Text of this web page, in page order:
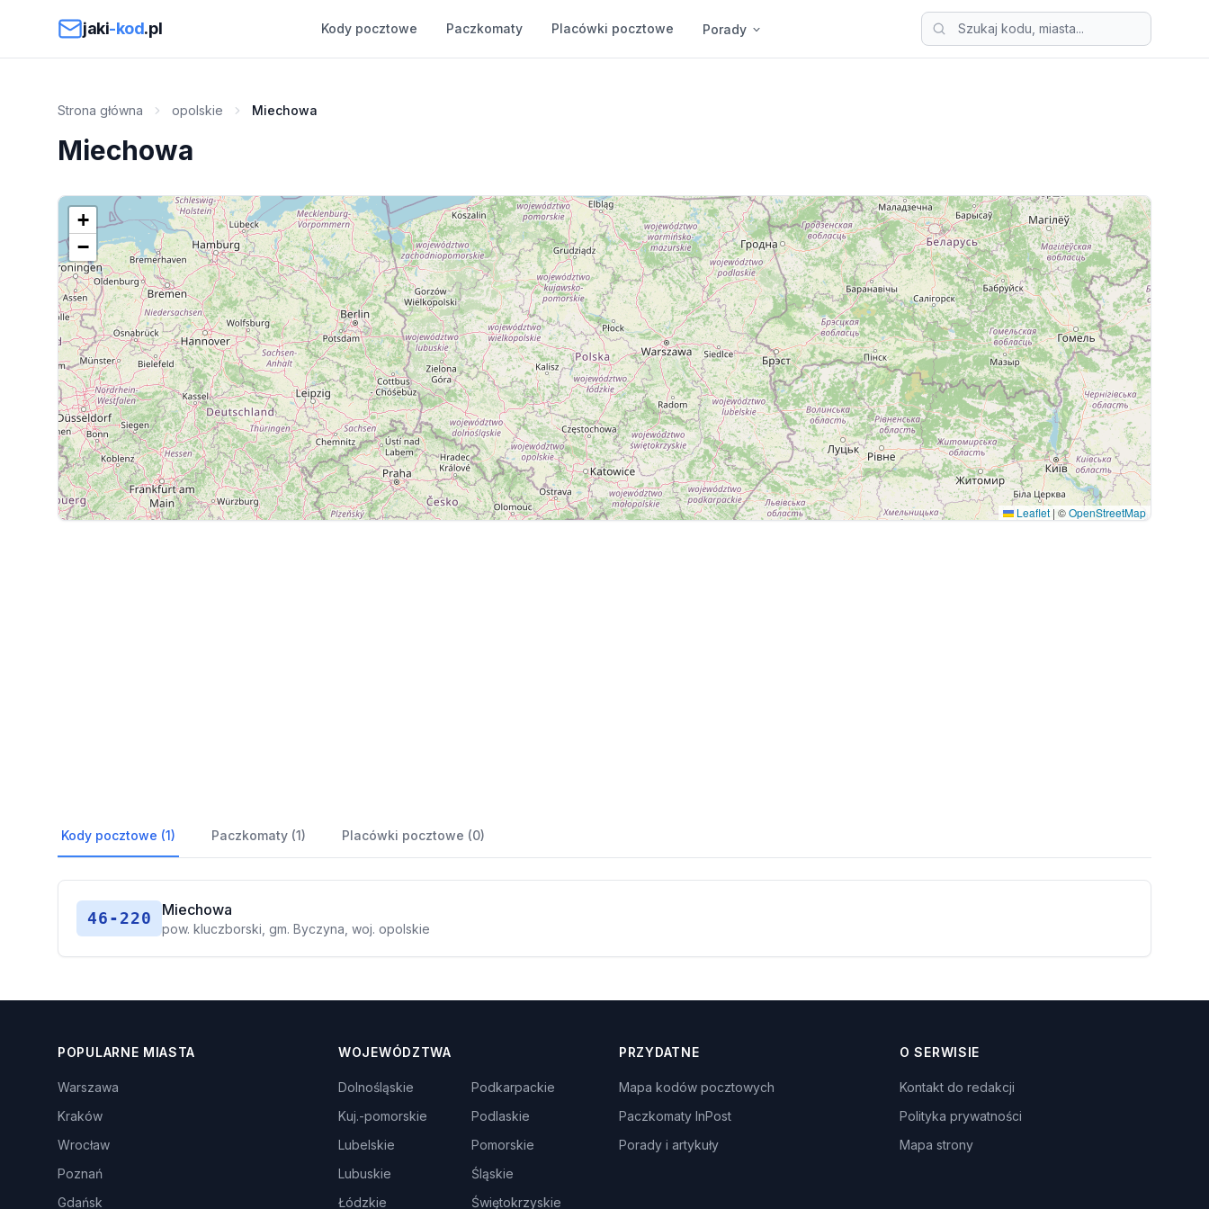
jaki-kod.pl Kody pocztowe Paczkomaty Placówki pocztowe Porady
Strona główna opolskie Miechowa
Miechowa
+
−
Leaflet | ©OpenStreetMap
Kody pocztowe (1) Paczkomaty (1) Placówki pocztowe (0)
46-220 Miechowa
pow. kluczborski, gm. Byczyna, woj. opolskie
POPULARNE MIASTA
Warszawa
Kraków
Wrocław
Poznań
Gdańsk
WOJEWÓDZTWA
Dolnośląskie
Kuj.-pomorskie
Lubelskie
Lubuskie
Łódzkie
Podkarpackie
Podlaskie
Pomorskie
Śląskie
Świętokrzyskie
PRZYDATNE
Mapa kodów pocztowych
Paczkomaty InPost
Porady i artykuły
O SERWISIE
Kontakt do redakcji
Polityka prywatności
Mapa strony